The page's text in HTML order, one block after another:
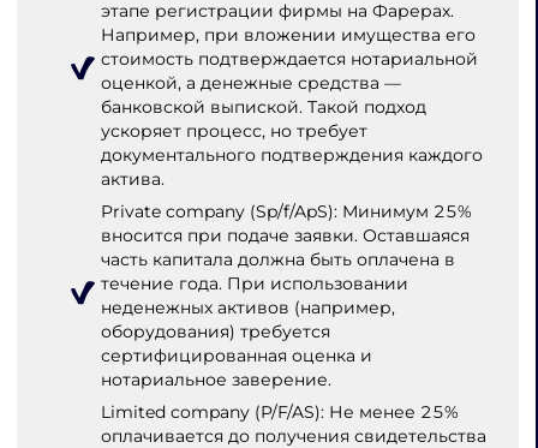
этапе регистрации фирмы на Фарерах.
Например, при вложении имущества его
стоимость подтверждается нотариальной
оценкой, а денежные средства —
банковской выпиской. Такой подход
ускоряет процесс, но требует
документального подтверждения каждого
актива.
Private company (Sp/f/ApS): Минимум 25%
вносится при подаче заявки. Оставшаяся
часть капитала должна быть оплачена в
течение года. При использовании
неденежных активов (например,
оборудования) требуется
сертифицированная оценка и
нотариальное заверение.
Limited company (P/F/AS): Не менее 25%
оплачивается до получения свидетельства